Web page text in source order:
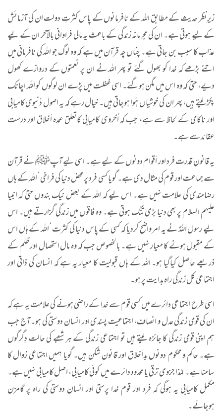
زیرِنظر حدیث کے مطابق اللہ کے نافرمانوں کے پاس کثرتِ دولت ان کی آزمائش
کے لیے ہوتی ہے۔ ان کی مجرمانہ زندگی کے باعث یہ مالی فراوانی بالآخر ان کے لیے
عذاب کا سبب بن جاتی ہے۔ چناں چہ قرآن میں ہے کہ وہ لوگ جو اللہ کی نافرمانی میں
اتنے بڑھے کہ خدا کو بھول گئے تو پھر اللہ نے ان پر نعمتوں کے دروازے کھول
دیے، حتیٰ کہ وہ اس میں مگن ہوگئے۔ اسی غفلت میں پڑے ان لوگوں کو اللہ اچانک
پکڑ لیتے ہیں، پھر ان کی خوشیاں ہَوا ہوجاتی ہیں۔ خیال رہے کہ یہ اصول دُنیوی کامیابی
اور ناکامی کے لحاظ سے ہے، جب کہ اُخروی کامیابی کاتعلق عمدہ اَخلاق اور درست
عقائد سے ہے۔
یہ قانونِ قدرت فرد اور اَقوام دونوں کے لیے ہے۔ اسی لیے آپﷺ نے قرآن
سے جماعت اور قوم کی مثال دی ہے۔ گویا کسی فرد پر محض دنیا کی فراخی‘ اللہ کے ہاں
رضامندی کی علامت نہیں ہے۔ اس لیے کہ اللہ کے بعض نیک بندوں حتیٰ کہ انبیا
علیہم السلام پر بھی دنیا بڑی تنگ ہوتی ہے۔ وہ فاقوں میں زندگی گزارتے ہیں۔ اس
لیے رسول اللہؐ نے یہ امر واضح کردیا کہ کسی کے پاس دنیا کی کثرت‘ اللہ کے ہاں اس
کے مقبول ہونے کا معیار نہیں ہے۔ بالخصوص جب کہ وہ مال استحصال اور ظلم کے
ذریعے حاصل کیاگیا ہو۔ اللہ کے ہاں قبولیت کا معیار یہ ہے کہ انسان کی ذاتی اور
اجتماعی کل زندگی راہِ ہدایت پر ہو۔
اسی طرح اجتماعی دائرے میں کسی قوم سے خدا کے راضی ہونے کی علامت یہ ہے کہ
ان کی قومی زندگی عدل و انصاف، اجتماعیت پسندی اور انسان دوستی کی ہو۔ آج جب
ہم اپنی قومی زندگی کا جائزہ لیتے ہیں تو اجتماعی زندگی کے ہر شعبے کی حالت دِگرگوں
ہے۔ حاکم و محکوم دونوں بداَخلاق اور قانون شکن ہیں۔ گویا ہمیں اجتماعی زوال کا
سامنا ہے۔ لہٰذا جزوی ترقی یا محدود دائرے میں کوئی کامیابی، اصل کامیابی نہیں ہے۔
مکمل کامیابی یہ ہوگی کہ فرد اور قوم خدا پرستی اور انسان دوستی کی راہ پر گامزن
ہوجائے۔